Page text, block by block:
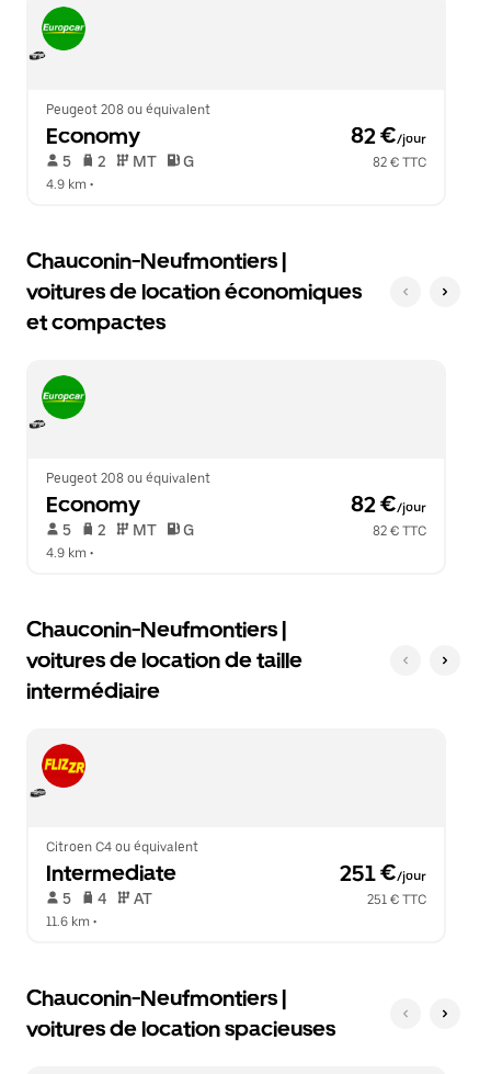
le
calendrier.
pour
fermer
Peugeot 208 ou équivalent
Economy 82 €/jour
5 2 MT G
82 € TTC
4.9 km •
Chauconin-Neufmontiers |
voitures de location économiques
et compactes
Peugeot 208 ou équivalent
Economy 82 €/jour
5 2 MT G
82 € TTC
4.9 km •
Chauconin-Neufmontiers |
voitures de location de taille
intermédiaire
Citroen C4 ou équivalent
Intermediate 251 €/jour
5 4 AT
251 € TTC
11.6 km •
Chauconin-Neufmontiers |
voitures de location spacieuses